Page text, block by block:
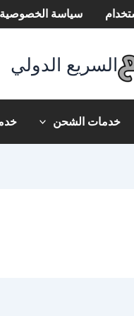
سياسة الخصوصية
السريع الدولي
خدمات الشحن